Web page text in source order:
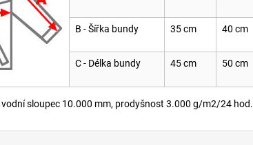
B - Šířka bundy 35 cm 40 cm
C - Délka bundy 45 cm 50 cm
vodní sloupec 10.000 mm, prodyšnost 3.000 g/m2/24 hod.